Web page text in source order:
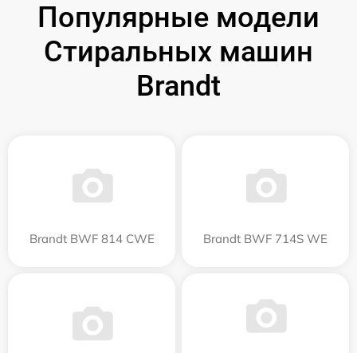
Популярные модели
Стиральных машин
Brandt
Brandt BWF 814 CWE Brandt BWF 714S WE